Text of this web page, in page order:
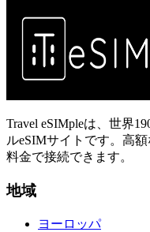
Travel eSIMpleは、世界
ルeSIMサイトです。高
料金で接続できます。
地域
ヨーロッパ